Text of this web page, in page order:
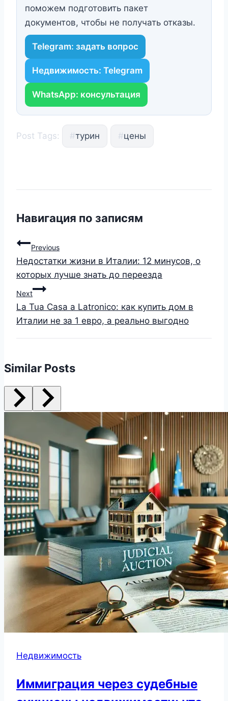
поможем подготовить пакет
документов, чтобы не получать отказы.
Telegram: задать вопрос
Недвижимость: Telegram
WhatsApp: консультация
Post Tags: #турин #цены
Навигация по записям
Previous
Недостатки жизни в Италии: 12 минусов, о
которых лучше знать до переезда
Next
La Tua Casa a Latronico: как купить дом в
Италии не за 1 евро, а реально выгодно
Similar Posts
Недвижимость
Иммиграция через судебные